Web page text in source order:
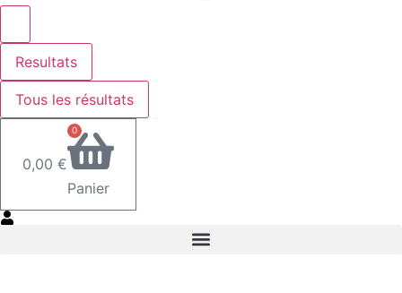
Resultats
Tous les résultats
0,00 €
0
Panier